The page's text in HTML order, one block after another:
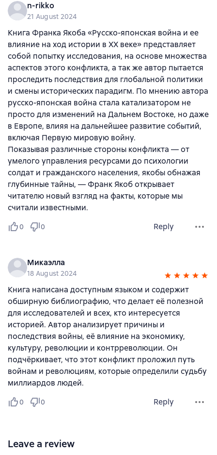
n-rikko
21 August 2024
Книга Франка Якоба «Русско-японская война и ее
влияние на ход истории в XX веке» представляет
собой попытку исследования, на основе множества
аспектов этого конфликта, а так же автор пытается
проследить последствия для глобальной политики
и смены исторических парадигм. По мнению автора
русско-японская война стала катализатором не
просто для изменений на Дальнем Востоке, но даже
в Европе, влияя на дальнейшее развитие событий,
включая Первую мировую войну.
Показывая различные стороны конфликта — от
умелого управления ресурсами до психологии
солдат и гражданского населения, якобы обнажая
глубинные тайны, — Франк Якоб открывает
читателю новый взгляд на факты, которые мы
считали известными.
0 0 Reply
Микаэлла
18 August 2024
Книга написана доступным языком и содержит
обширную библиографию, что делает её полезной
для исследователей и всех, кто интересуется
историей. Автор анализирует причины и
последствия войны, её влияние на экономику,
культуру, революции и контрреволюции. Он
подчёркивает, что этот конфликт проложил путь
войнам и революциям, которые определили судьбу
миллиардов людей.
0 0 Reply
Leave a review